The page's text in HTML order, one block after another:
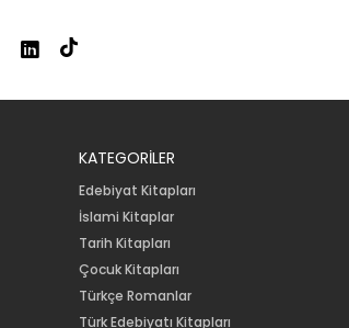
KATEGORİLER
Edebiyat Kitapları
İslami Kitaplar
Tarih Kitapları
Çocuk Kitapları
Türkçe Romanlar
Türk Edebiyatı Kitapları